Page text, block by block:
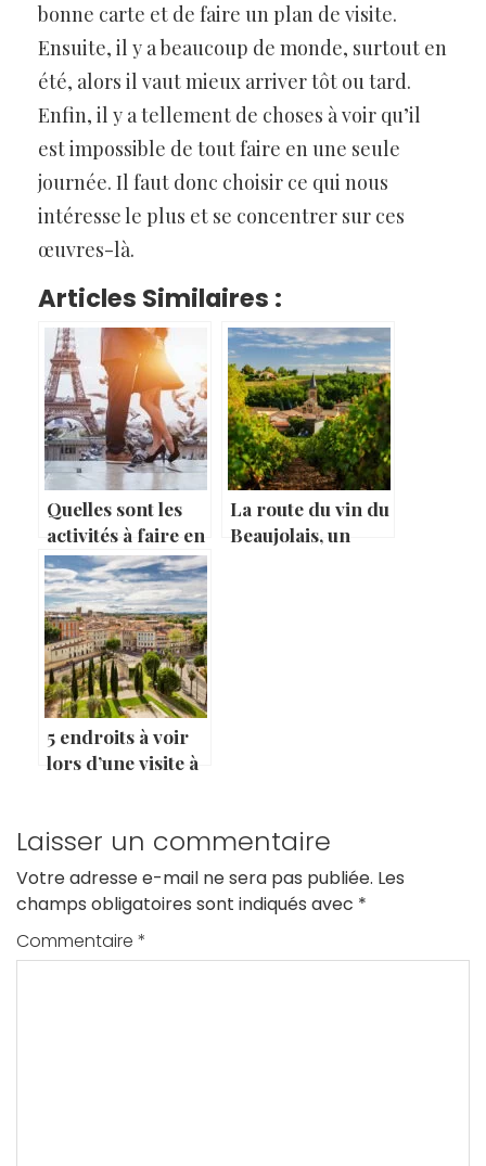
bonne carte et de faire un plan de visite.
Ensuite, il y a beaucoup de monde, surtout en
été, alors il vaut mieux arriver tôt ou tard.
Enfin, il y a tellement de choses à voir qu’il
est impossible de tout faire en une seule
journée. Il faut donc choisir ce qui nous
intéresse le plus et se concentrer sur ces
œuvres-là.
Articles Similaires :
Quelles sont les
activités à faire en
couple à Paris ?
La route du vin du
Beaujolais, un
5 endroits à voir
lors d’une visite à
Laisser un commentaire
Votre adresse e-mail ne sera pas publiée. Les
champs obligatoires sont indiqués avec *
Commentaire *